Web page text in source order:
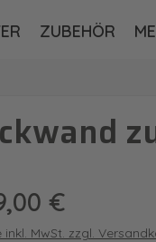
ZUBEHÖR
Preis:
€
inkl. MwSt. zzgl.